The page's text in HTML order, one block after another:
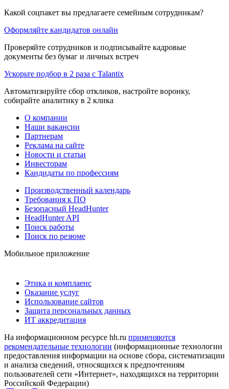
Какой соцпакет вы предлагаете семейным сотрудникам?
Оформляйте кандидатов онлайн
Проверяйте сотрудников и подписывайте кадровые
документы без бумаг и личных встреч
Ускорьте подбор в 2 раза с Talantix
Автоматизируйте сбор откликов, настройте воронку,
собирайте аналитику в 2 клика
О компании
Наши вакансии
Партнерам
Реклама на сайте
Новости и статьи
Инвесторам
Кандидаты по профессиям
Производственный календарь
Требования к ПО
Безопасный HeadHunter
HeadHunter API
Поиск работы
Поиск по резюме
Мобильное приложение
Этика и комплаенс
Оказание услуг
Использование сайтов
Защита персональных данных
ИТ аккредитация
На информационном ресурсе hh.ru применяются
рекомендательные технологии (информационные технологии
предоставления информации на основе сбора, систематизации
и анализа сведений, относящихся к предпочтениям
пользователей сети «Интернет», находящихся на территории
Российской Федерации)